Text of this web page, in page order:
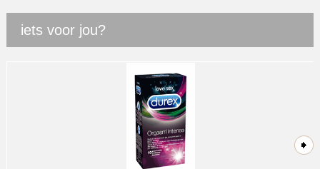
iets voor jou?